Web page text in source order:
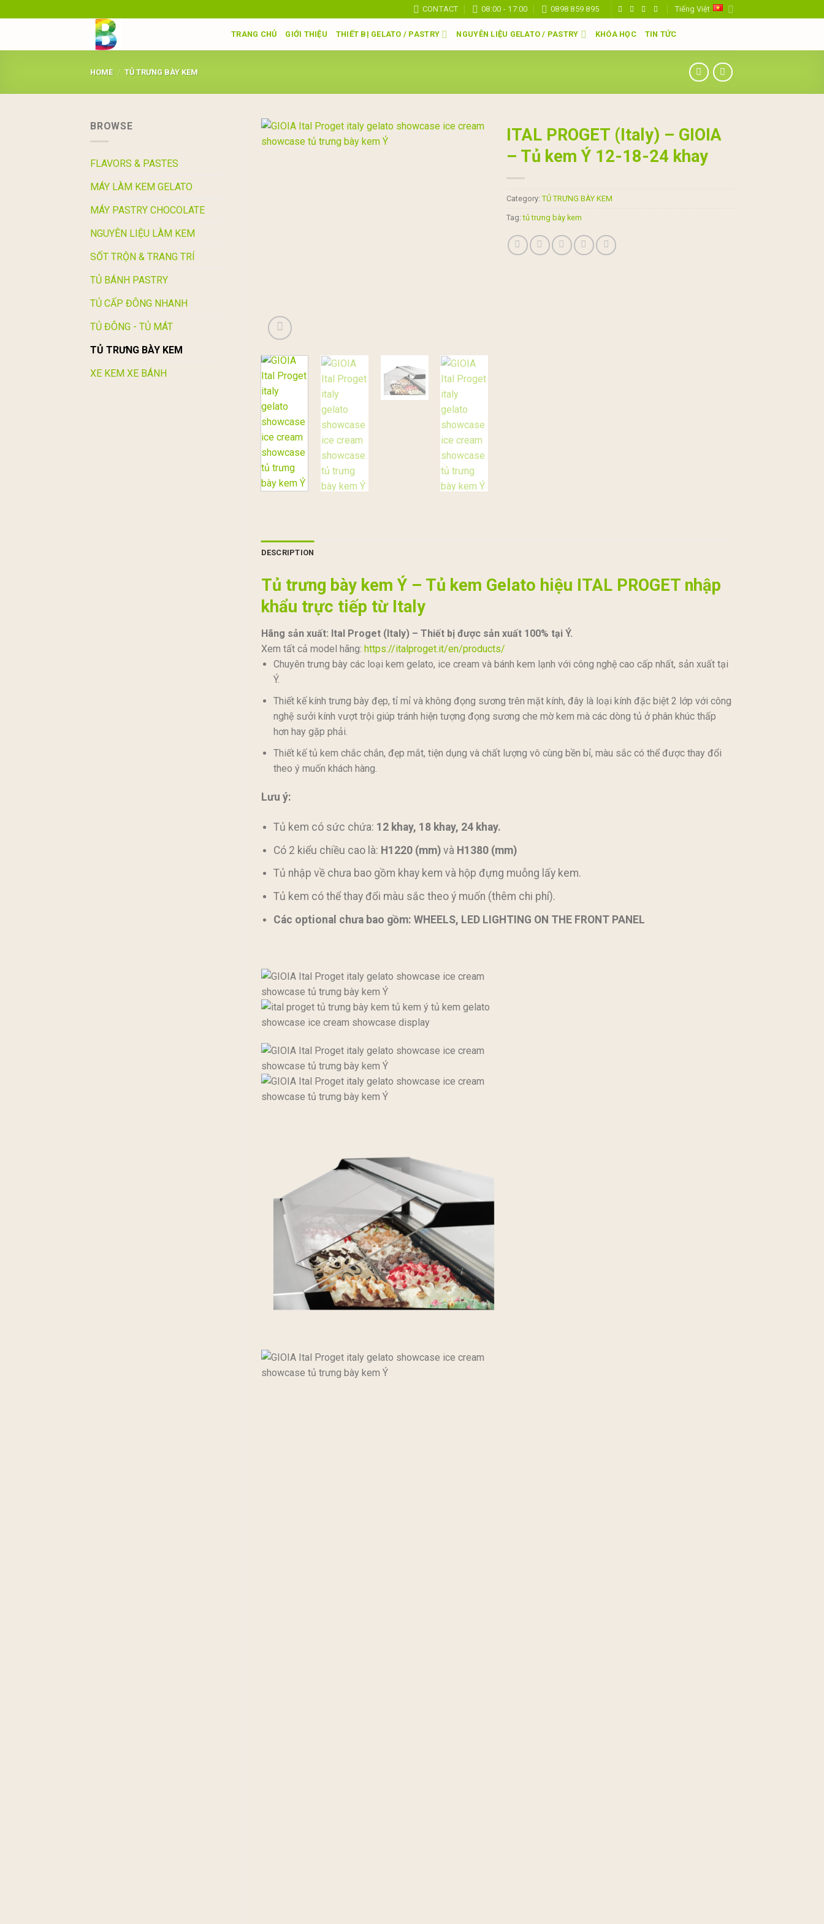
CONTACT 08:00 - 17:00 0898 859 895 Tiếng Việt
TRANG CHỦ GIỚI THIỆU THIẾT BỊ GELATO / PASTRY NGUYÊN LIỆU GELATO / PASTRY KHÓA HỌC TIN TỨC
HOME / TỦ TRƯNG BÀY KEM
BROWSE
FLAVORS & PASTES
MÁY LÀM KEM GELATO
MÁY PASTRY CHOCOLATE
NGUYÊN LIỆU LÀM KEM
SỐT TRỘN & TRANG TRÍ
TỦ BÁNH PASTRY
TỦ CẤP ĐÔNG NHANH
TỦ ĐÔNG - TỦ MÁT
TỦ TRƯNG BÀY KEM
XE KEM XE BÁNH
ITAL PROGET (Italy) – GIOIA
– Tủ kem Ý 12-18-24 khay
Category:TỦ TRƯNG BÀY KEM
Tag:tủ trưng bày kem
DESCRIPTION
Tủ trưng bày kem Ý – Tủ kem Gelato hiệu ITAL PROGET nhập
khẩu trực tiếp từ Italy
Hãng sản xuất: Ital Proget (Italy) – Thiết bị được sản xuất 100% tại Ý.
Xem tất cả model hãng: https://italproget.it/en/products/
Chuyên trưng bày các loại kem gelato, ice cream và bánh kem lạnh với công nghệ cao cấp nhất, sản xuất tại
Ý.
Thiết kế kính trưng bày đẹp, tỉ mỉ và không đọng sương trên mặt kính, đây là loại kính đặc biệt 2 lớp với công
nghệ sưởi kính vượt trội giúp tránh hiện tượng đọng sương che mờ kem mà các dòng tủ ở phân khúc thấp
hơn hay gặp phải.
Thiết kế tủ kem chắc chắn, đẹp mắt, tiện dụng và chất lượng vô cùng bền bỉ, màu sắc có thể được thay đổi
theo ý muốn khách hàng.
Lưu ý:
Tủ kem có sức chứa: 12 khay, 18 khay, 24 khay.
Có 2 kiểu chiều cao là: H1220 (mm) và H1380 (mm)
Tủ nhập về chưa bao gồm khay kem và hộp đựng muỗng lấy kem.
Tủ kem có thể thay đổi màu sắc theo ý muốn (thêm chi phí).
Các optional chưa bao gồm: WHEELS, LED LIGHTING ON THE FRONT PANEL